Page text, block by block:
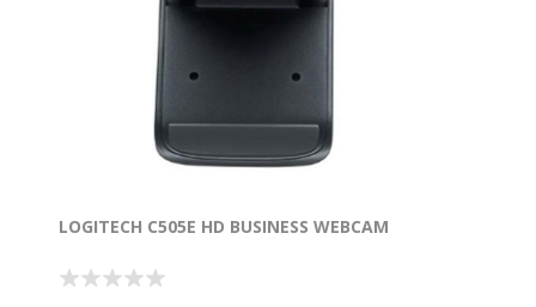
LOGITECH C505E HD BUSINESS WEBCAM